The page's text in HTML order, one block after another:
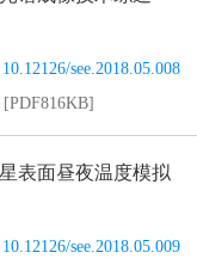
10.12126/see.2018.05.008
[PDF816KB]
表面昼夜温度模拟
10.12126/see.2018.05.009